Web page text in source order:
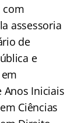
com
assessoria
de
e
Anos Iniciais
Ciências